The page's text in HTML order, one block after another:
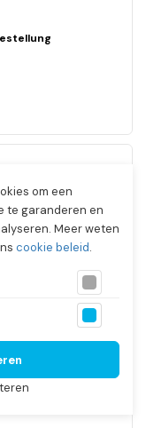
Boxes
om een
te garanderen en
Meer weten
cookie beleid.